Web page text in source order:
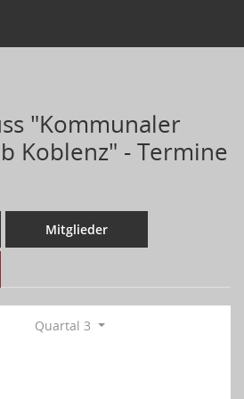
"Kommunaler
Koblenz" - Termine
Mitglieder
Quartal 3